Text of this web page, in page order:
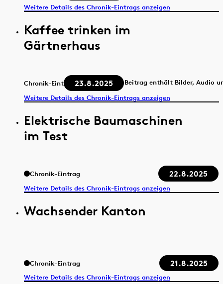
Weitere Details des Chronik-Eintrags anzeigen
Kaffee trinken im
Gärtnerhaus
Chronik-Eintrag 23.8.2025
Beitrag enthält Bilder, Audio
Weitere Details des Chronik-Eintrags anzeigen
Elektrische Baumaschinen
im Test
Chronik-Eintrag 22.8.2025
Weitere Details des Chronik-Eintrags anzeigen
Wachsender Kanton
Chronik-Eintrag 21.8.2025
Weitere Details des Chronik-Eintrags anzeigen